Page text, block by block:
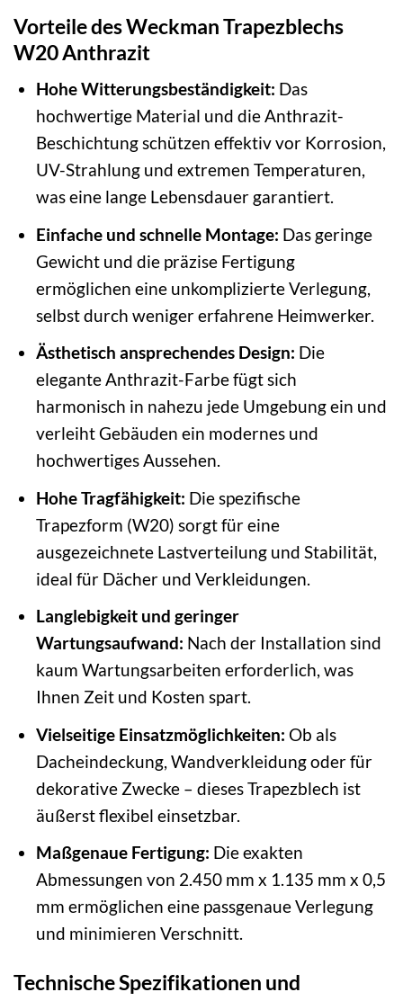
Vorteile des Weckman Trapezblechs
W20 Anthrazit
Hohe Witterungsbeständigkeit: Das
hochwertige Material und die Anthrazit-
Beschichtung schützen effektiv vor Korrosion,
UV-Strahlung und extremen Temperaturen,
was eine lange Lebensdauer garantiert.
Einfache und schnelle Montage: Das geringe
Gewicht und die präzise Fertigung
ermöglichen eine unkomplizierte Verlegung,
selbst durch weniger erfahrene Heimwerker.
Ästhetisch ansprechendes Design: Die
elegante Anthrazit-Farbe fügt sich
harmonisch in nahezu jede Umgebung ein und
verleiht Gebäuden ein modernes und
hochwertiges Aussehen.
Hohe Tragfähigkeit: Die spezifische
Trapezform (W20) sorgt für eine
ausgezeichnete Lastverteilung und Stabilität,
ideal für Dächer und Verkleidungen.
Langlebigkeit und geringer
Wartungsaufwand: Nach der Installation sind
kaum Wartungsarbeiten erforderlich, was
Ihnen Zeit und Kosten spart.
Vielseitige Einsatzmöglichkeiten: Ob als
Dacheindeckung, Wandverkleidung oder für
dekorative Zwecke – dieses Trapezblech ist
äußerst flexibel einsetzbar.
Maßgenaue Fertigung: Die exakten
Abmessungen von 2.450 mm x 1.135 mm x 0,5
mm ermöglichen eine passgenaue Verlegung
und minimieren Verschnitt.
Technische Spezifikationen und